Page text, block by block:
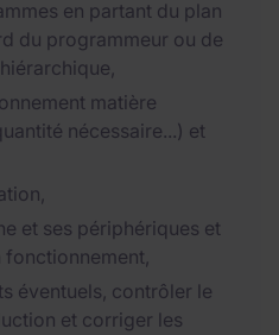
en partant du plan
du programmeur ou de
matière
nécessaire...) et
et ses périphériques et
fonctionnement,
éventuels, contrôler le
et corriger les